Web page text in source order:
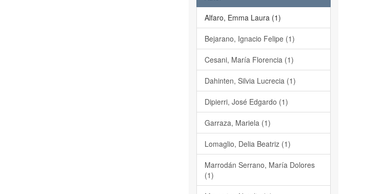
Alfaro, Emma Laura (1)
Bejarano, Ignacio Felipe (1)
Cesani, María Florencia (1)
Dahinten, Silvia Lucrecia (1)
Dipierri, José Edgardo (1)
Garraza, Mariela (1)
Lomaglio, Delia Beatriz (1)
Marrodán Serrano, María Dolores
(1)